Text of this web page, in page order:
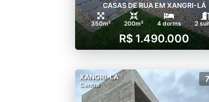
CASAS DE RUA EM XANGRI-LÁ
350m² 200m² 4 dorms 2
R$ 1.490.000
XANGRI-LA
Centro